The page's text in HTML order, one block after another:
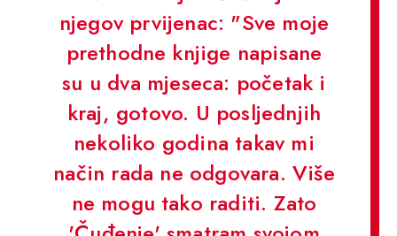
njegov prvijenac: "Sve moje
prethodne knjige napisane
su u dva mjeseca: početak i
kraj, gotovo. U posljednjih
nekoliko godina takav mi
način rada ne odgovara. Više
ne mogu tako raditi. Zato